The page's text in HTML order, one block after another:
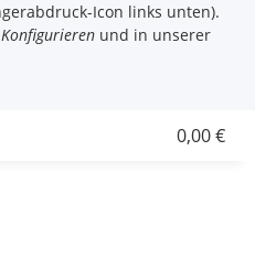
Icon links unten).
Konfigurieren und in unserer
0,00 €